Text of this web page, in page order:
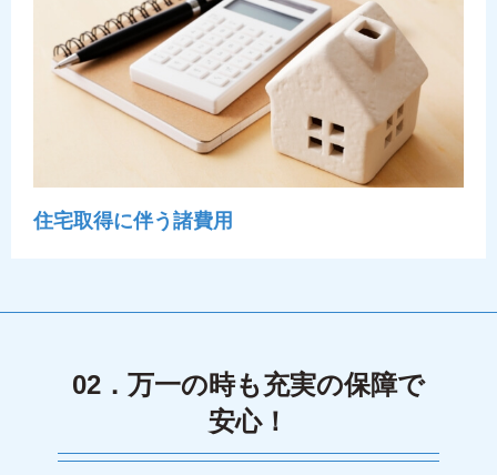
住宅取得に伴う諸費用
02．万一の時も充実の保障で
安心！